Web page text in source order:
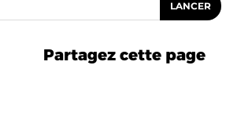
LANCER
Partagez cette page